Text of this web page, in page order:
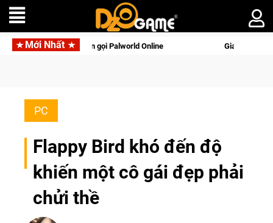
Mới Nhất
di động với tên gọi Palworld Online Gia Nhập Closed
PC
Flappy Bird khó đến độ
khiến một cô gái đẹp phải
chửi thề